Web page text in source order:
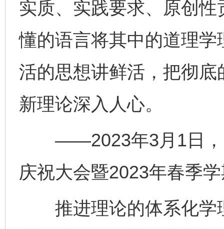
实质、实践要求、原创
懂的语言将其中的道理
活的思想讲鲜活，把彻
新理论深入人心。
——2023年3月1日，
庆祝大会暨2023年春季
推进理论的体系化学